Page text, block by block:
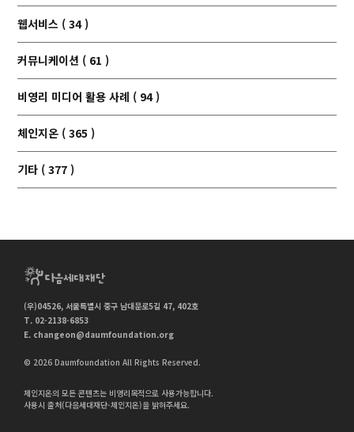
웹서비스 ( 34 )
커뮤니케이션 ( 61 )
비영리 미디어 활용 사례 ( 94 )
체인지온 ( 365 )
기타 ( 377 )
(우)04526, 서울특별시 중구 남대문로5길 47, 402호
T. 02-2138-6853
E. changeon@daumfoundation.org
© 2026 Daumfoundation All Rights Reserved.
체인지온의 모든 콘텐츠는 비영리목적으로 사용가능합니다.
사용시 출처(다음세대재단-체인지온)을 밝혀주세요.